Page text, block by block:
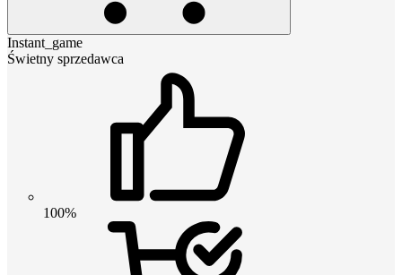
Instant_game
Świetny sprzedawca
100%